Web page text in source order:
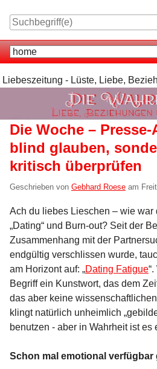
Navigation
Liebeszeitung - Lüste, Liebe,
Die Woche –
blind glauben,
kritisch überprüfen
Geschrieben von Gebhard Roese am
Ach du liebes Lieschen – wie war
„Dating“ und Burn-out? Seit der
Zusammenhang mit der
endgültig verschlissen wurde,
am Horizont auf: „Dating Fatigue
Begriff ein Kunstwort, das dem
das aber keine
klingt natürlich unheimlich
benutzen - aber in Wahrheit ist es
Schon mal emotional verfügbar